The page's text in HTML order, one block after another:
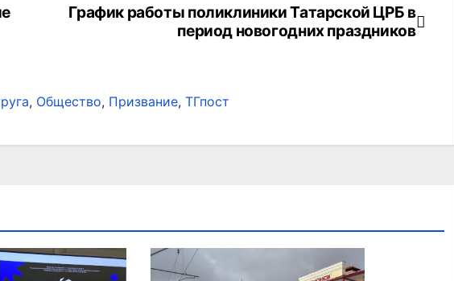
График работы поликлиники Татарской ЦРБ в
период новогодних праздников
, Общество, Призвание, ТГпост